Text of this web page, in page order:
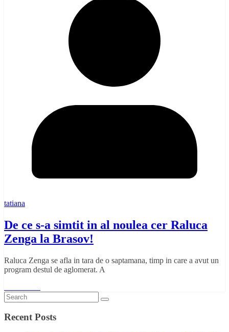
tatiana
De ce s-a simtit in al noulea cer Raluca
Zenga la Brasov!
Raluca Zenga se afla in tara de o saptamana, timp in care a avut un
program destul de aglomerat. A
Recent Posts